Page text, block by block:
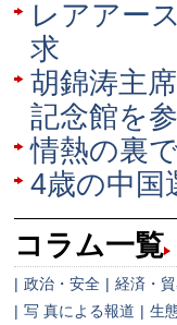
レアアー
求
胡錦涛主
記念館を
情熱の裏
4歳の中国
コラム一覧
| 政治・安全 | 経済・
| 写 真による報道 | 生